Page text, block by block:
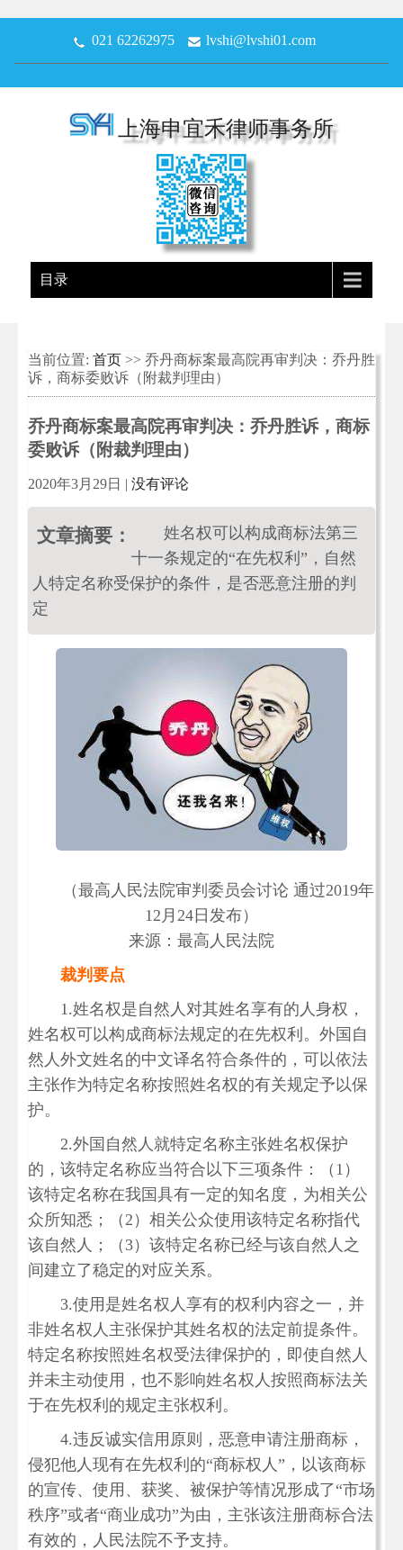
021 62262975 lvshi@lvshi01.com
上海申宜禾律师事务所
目录
当前位置: 首页 >> 乔丹商标案最高院再审判决：乔丹胜
诉，商标委败诉（附裁判理由）
乔丹商标案最高院再审判决：乔丹胜诉，商标
委败诉（附裁判理由）
2020年3月29日 | 没有评论
文章摘要：
姓名权可以构成商标法第三
十一条规定的“在先权利”，自然
人特定名称受保护的条件，是否恶意注册的判
定
（最高人民法院审判委员会讨论 通过2019年
12月24日发布）
来源：最高人民法院
裁判要点
1.姓名权是自然人对其姓名享有的人身权，
姓名权可以构成商标法规定的在先权利。外国自
然人外文姓名的中文译名符合条件的，可以依法
主张作为特定名称按照姓名权的有关规定予以保
护。
2.外国自然人就特定名称主张姓名权保护
的，该特定名称应当符合以下三项条件：（1）
该特定名称在我国具有一定的知名度，为相关公
众所知悉；（2）相关公众使用该特定名称指代
该自然人；（3）该特定名称已经与该自然人之
间建立了稳定的对应关系。
3.使用是姓名权人享有的权利内容之一，并
非姓名权人主张保护其姓名权的法定前提条件。
特定名称按照姓名权受法律保护的，即使自然人
并未主动使用，也不影响姓名权人按照商标法关
于在先权利的规定主张权利。
4.违反诚实信用原则，恶意申请注册商标，
侵犯他人现有在先权利的“商标权人”，以该商标
的宣传、使用、获奖、被保护等情况形成了“市场
秩序”或者“商业成功”为由，主张该注册商标合法
有效的，人民法院不予支持。